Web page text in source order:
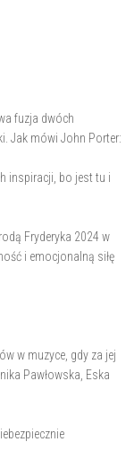
fuzja dwóch
Jak mówi John Porter:
inspiracji, bo jest tu i
Fryderyka 2024 w
i emocjonalną siłę
w muzyce, gdy za jej
Pawłowska, Eska